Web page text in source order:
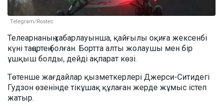
Telegram/Rostec
Телеарнаның хабарлауынша, қайғылы оқиға жексенбі
күні таңертең болған. Бортта алты жолаушы мен бір
ұшқыш болды, дейді ақпарат көзі.
Төтенше жағдайлар қызметкерлері Джерси-Ситидегі
Гудзон өзенінде тікұшақ құлаған жерде жұмыс істеп
жатыр.